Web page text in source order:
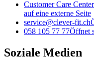
Customer Care Center
auf eine externe Seite
service@clever-fit.ch
058 105 77 77Öffnet
Soziale Medien